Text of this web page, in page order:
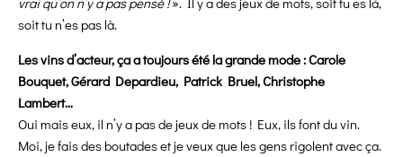
soit tu n’es pas là.
Les vins d’acteur, ça a toujours été la grande mode :Carole
Bouquet, Gérard Depardieu, Patrick Bruel, Christophe
Lambert…
Oui mais eux, il n’y a pas de jeux de mots ! Eux, ils font du vin.
Moi, je fais des boutades et je veux que les gens rigolent avec ça.